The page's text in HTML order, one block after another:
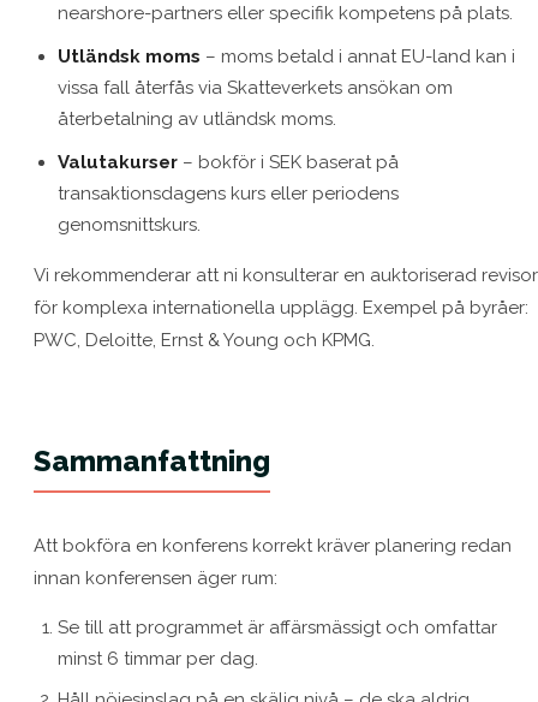
nearshore-partners eller specifik kompetens på plats.
Utländsk moms – moms betald i annat EU-land kan i
vissa fall återfås via Skatteverkets ansökan om
återbetalning av utländsk moms.
Valutakurser – bokför i SEK baserat på
transaktionsdagens kurs eller periodens
genomsnittskurs.
Vi rekommenderar att ni konsulterar en auktoriserad revisor
för komplexa internationella upplägg. Exempel på byråer:
PWC, Deloitte, Ernst & Young och KPMG.
Sammanfattning
Att bokföra en konferens korrekt kräver planering redan
innan konferensen äger rum:
Se till att programmet är affärsmässigt och omfattar
minst 6 timmar per dag.